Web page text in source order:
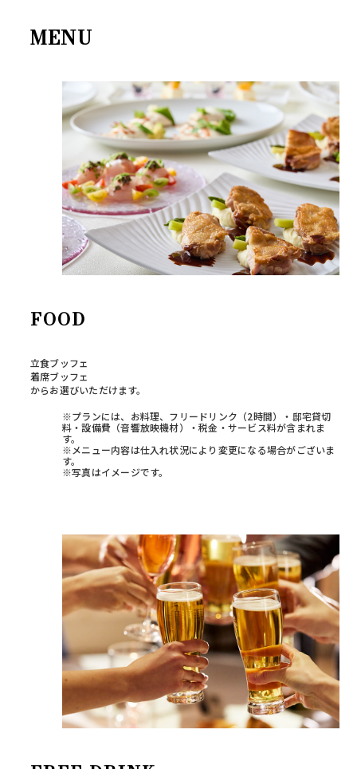
MENU
FOOD
立食ブッフェ
着席ブッフェ
からお選びいただけます。
※プランには、お料理、フリードリンク（2時間）・邸宅貸切
料・設備費（音響放映機材）・税金・サービス料が含まれま
す。
※メニュー内容は仕入れ状況により変更になる場合がございま
す。
※写真はイメージです。